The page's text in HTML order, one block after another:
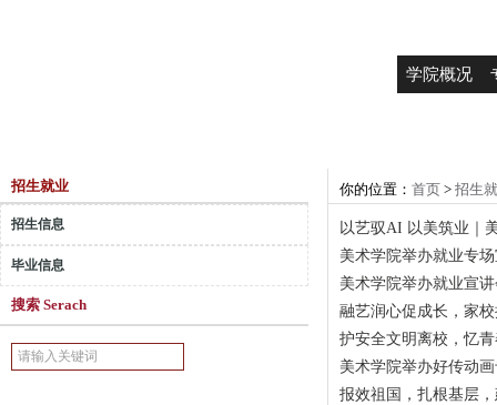
学院概况
招生就业
招生信息
毕业信息
搜索 Serach
你的位置： 首页 > 招生
以艺驭AI 以美筑业｜
美术学院举办就业专
美术学院举办就业宣
融艺润心促成长，家
护安全文明离校，忆
美术学院举办好传动
报效祖国，扎根基层